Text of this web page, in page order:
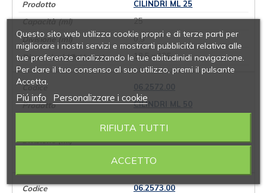
CILINDRI ML 25
25
0,5
18,5 x 195
06.2572.00
CILINDRI ML 50
1
26 x 199
06.2573.00
Questo sito web utilizza cookie propri e di terze parti per
migliorare i nostri servizi e mostrarti pubblicità relativa alle
tue preferenze analizzando le tue abitudinidi navigazione.
Per dare il tuo consenso al suo utilizzo, premi il pulsante
Accetta.
Piú info Personalizzare i cookie
RIFIUTA TUTTI
ACCETTO